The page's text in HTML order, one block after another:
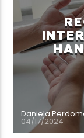
Neiva Estereo
Daniela
04/17/2024